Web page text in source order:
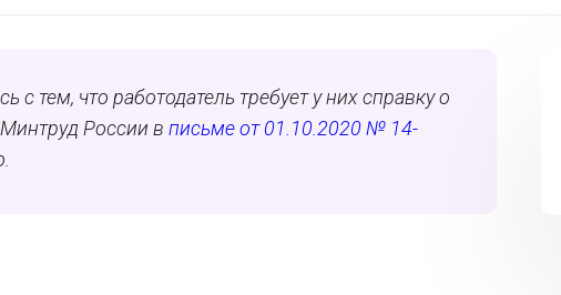
с тем, что работодатель требует у них справку о
России в письме от 01.10.2020 № 14-